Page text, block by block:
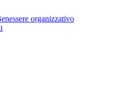
organizzativo